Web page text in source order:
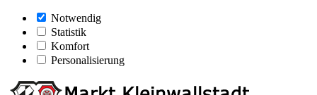
Notwendig
Statistik
Komfort
Personalisierung